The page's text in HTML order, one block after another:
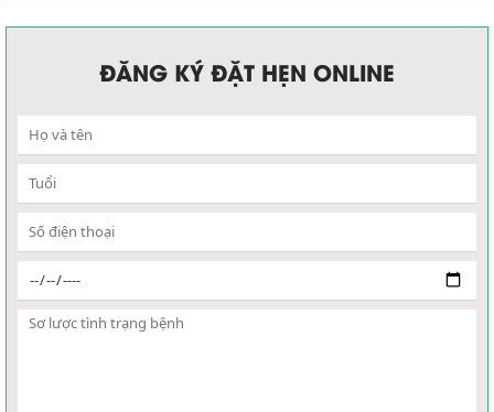
ĐĂNG KÝ ĐẶT HẸN ONLINE